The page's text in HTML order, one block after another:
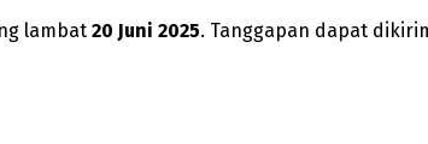
lambat 20 Juni 2025. Tanggapan dapat